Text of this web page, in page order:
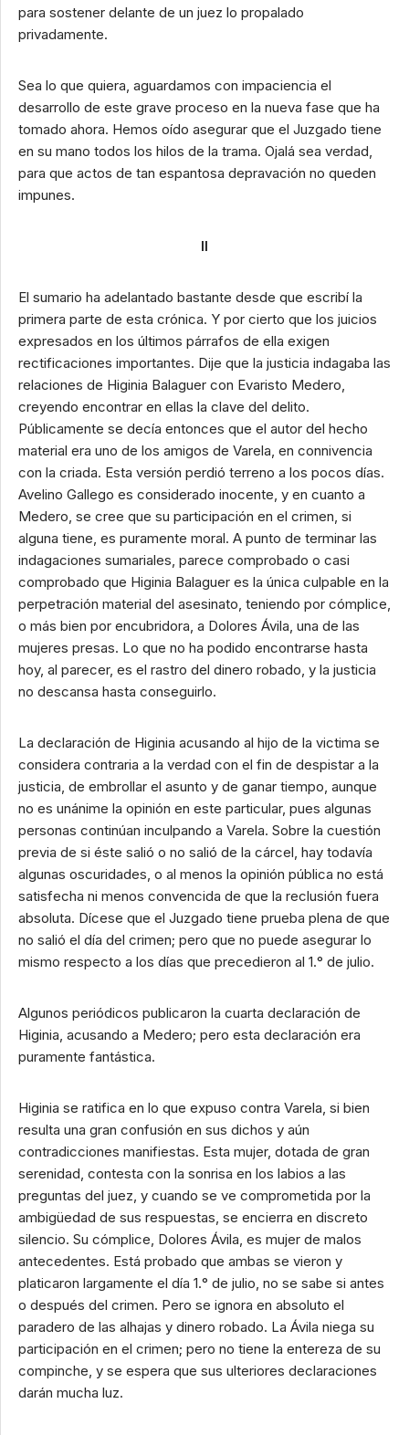
para sostener delante de un juez lo propalado
privadamente.
Sea lo que quiera, aguardamos con impaciencia el
desarrollo de este grave proceso en la nueva fase que ha
tomado ahora. Hemos oído asegurar que el Juzgado tiene
en su mano todos los hilos de la trama. Ojalá sea verdad,
para que actos de tan espantosa depravación no queden
impunes.
II
El sumario ha adelantado bastante desde que escribí la
primera parte de esta crónica. Y por cierto que los juicios
expresados en los últimos párrafos de ella exigen
rectificaciones importantes. Dije que la justicia indagaba las
relaciones de Higinia Balaguer con Evaristo Medero,
creyendo encontrar en ellas la clave del delito.
Públicamente se decía entonces que el autor del hecho
material era uno de los amigos de Varela, en connivencia
con la criada. Esta versión perdió terreno a los pocos días.
Avelino Gallego es considerado inocente, y en cuanto a
Medero, se cree que su participación en el crimen, si
alguna tiene, es puramente moral. A punto de terminar las
indagaciones sumariales, parece comprobado o casi
comprobado que Higinia Balaguer es la única culpable en la
perpetración material del asesinato, teniendo por cómplice,
o más bien por encubridora, a Dolores Ávila, una de las
mujeres presas. Lo que no ha podido encontrarse hasta
hoy, al parecer, es el rastro del dinero robado, y la justicia
no descansa hasta conseguirlo.
La declaración de Higinia acusando al hijo de la victima se
considera contraria a la verdad con el fin de despistar a la
justicia, de embrollar el asunto y de ganar tiempo, aunque
no es unánime la opinión en este particular, pues algunas
personas continúan inculpando a Varela. Sobre la cuestión
previa de si éste salió o no salió de la cárcel, hay todavía
algunas oscuridades, o al menos la opinión pública no está
satisfecha ni menos convencida de que la reclusión fuera
absoluta. Dícese que el Juzgado tiene prueba plena de que
no salió el día del crimen; pero que no puede asegurar lo
mismo respecto a los días que precedieron al 1.° de julio.
Algunos periódicos publicaron la cuarta declaración de
Higinia, acusando a Medero; pero esta declaración era
puramente fantástica.
Higinia se ratifica en lo que expuso contra Varela, si bien
resulta una gran confusión en sus dichos y aún
contradicciones manifiestas. Esta mujer, dotada de gran
serenidad, contesta con la sonrisa en los labios a las
preguntas del juez, y cuando se ve comprometida por la
ambigüedad de sus respuestas, se encierra en discreto
silencio. Su cómplice, Dolores Ávila, es mujer de malos
antecedentes. Está probado que ambas se vieron y
platicaron largamente el día 1.° de julio, no se sabe si antes
o después del crimen. Pero se ignora en absoluto el
paradero de las alhajas y dinero robado. La Ávila niega su
participación en el crimen; pero no tiene la entereza de su
compinche, y se espera que sus ulteriores declaraciones
darán mucha luz.